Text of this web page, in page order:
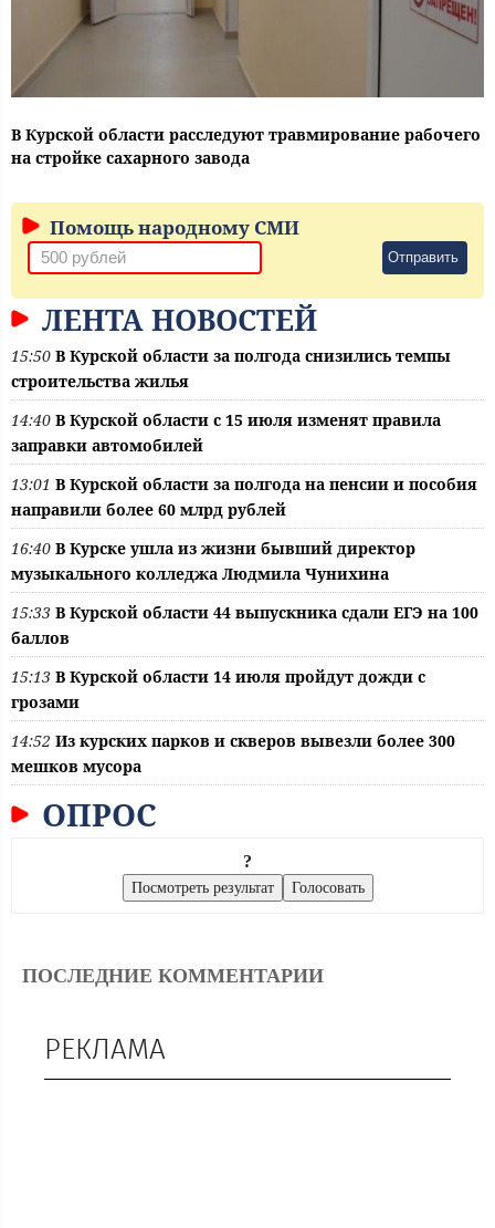
В Курской области расследуют травмирование рабочего
на стройке сахарного завода
Помощь народному СМИ
Отправить
ЛЕНТА НОВОСТЕЙ
15:50 В Курской области за полгода снизились темпы
строительства жилья
14:40 В Курской области с 15 июля изменят правила
заправки автомобилей
13:01 В Курской области за полгода на пенсии и пособия
направили более 60 млрд рублей
16:40 В Курске ушла из жизни бывший директор
музыкального колледжа Людмила Чунихина
15:33 В Курской области 44 выпускника сдали ЕГЭ на 100
баллов
15:13 В Курской области 14 июля пройдут дожди с
грозами
14:52 Из курских парков и скверов вывезли более 300
мешков мусора
ОПРОС
?
ПОСЛЕДНИЕ КОММЕНТАРИИ
РЕКЛАМА